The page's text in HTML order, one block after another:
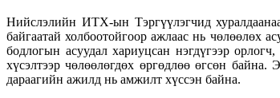
Нийслэлийн ИТХ-ын Тэргүүлэгчид
байгаатай холбоотойгоор ажлаас нь чөлөөлөх
бодлогын асуудал хариуцсан нэгдүгээр
хүсэлтээр чөлөөлөгдөх өргөдлөө өгсөн
дараагийн ажилд нь амжилт хүссэн байна.